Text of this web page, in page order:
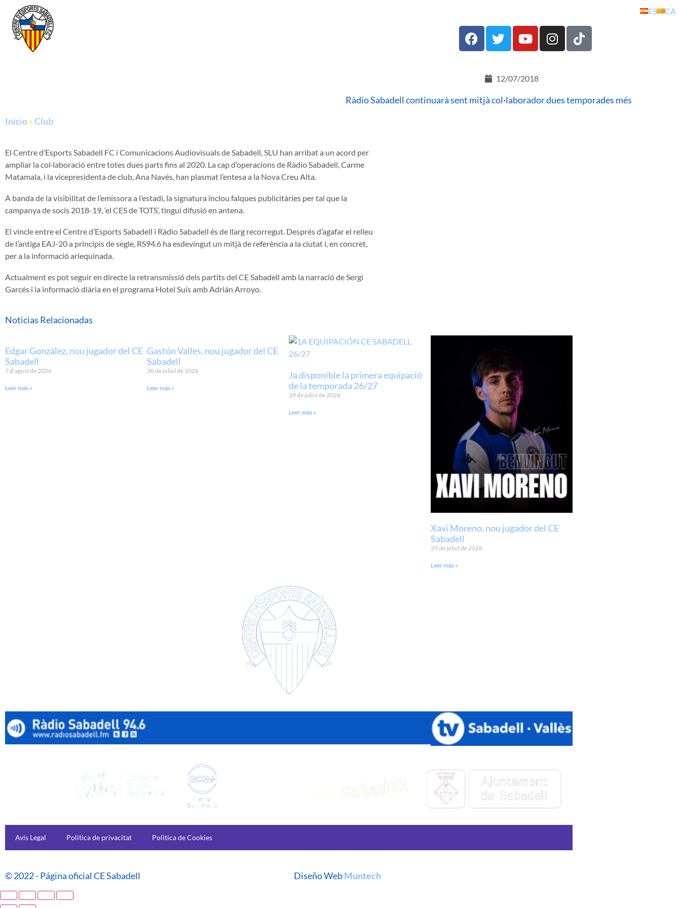
ES CA
12/07/2018
Ràdio Sabadell continuarà sent mitjà col·laborador dues temporades més
Inicio» Club
El Centre d’Esports Sabadell FC i Comunicacions Audiovisuals de Sabadell, SLU han arribat a un acord per
ampliar la col·laboració entre totes dues parts fins al 2020. La cap d’operacions de Ràdio Sabadell, Carme
Matamala, i la vicepresidenta de club, Ana Navés, han plasmat l’entesa a la Nova Creu Alta.
A banda de la visibilitat de l’emissora a l’estadi, la signatura inclou falques publicitàries per tal que la
campanya de socis 2018-19, ‘el CES de TOTS’, tingui difusió en antena.
El vincle entre el Centre d’Esports Sabadell i Ràdio Sabadell és de llarg recorregut. Després d’agafar el relleu
de l’antiga EAJ-20 a principis de segle, RS94.6 ha esdevingut un mitjà de referència a la ciutat i, en concret,
per a la informació arlequinada.
Actualment es pot seguir en directe la retransmissió dels partits del CE Sabadell amb la narració de Sergi
Garcés i la informació diària en el programa Hotel Suís amb Adrián Arroyo.
Noticias Relacionadas
Edgar González, nou jugador del CE
Sabadell
7 d'agost de 2026
Leer más »
Gastón Valles, nou jugador del CE
Sabadell
30 de juliol de 2026
Leer más »
Ja disponible la primera equipació
de la temporada 26/27
29 de juliol de 2026
Leer más »
Xavi Moreno, nou jugador del CE
Sabadell
29 de juliol de 2026
Leer más »
Avis Legal Politica de privacitat Politica de Cookies
© 2022 - Página oficial CE Sabadell Diseño WebMuntech